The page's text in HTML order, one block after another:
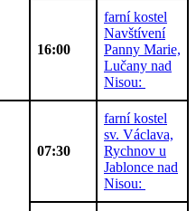
16:00
farní kostel
Navštívení
Panny Marie,
Lučany nad
Nisou:
07:30
farní kostel
sv. Václava,
Rychnov u
Jablonce nad
Nisou: